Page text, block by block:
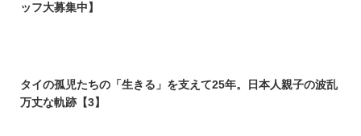
ッフ大募集中】
タイの孤児たちの「生きる」を支えて25年。日本人親子の波乱
万丈な軌跡【3】